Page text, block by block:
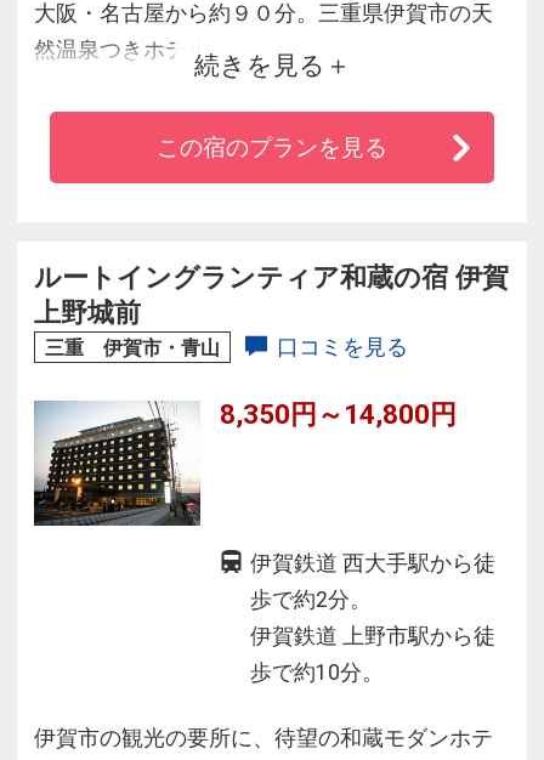
大阪・名古屋から約９０分。三重県伊賀市の天
然温泉つきホテル。
伊賀牛・伊賀酒などの地場産グルメが充実。ご
宿泊のほか、日帰り温泉保養やレジャーでのご
続きを見る
この宿のプランを見る
ルートイングランティア和蔵の宿 伊賀
上野城前
三重 伊賀市・青山 口コミを見る
8,350円～14,800円
伊賀鉄道 西大手駅から徒
歩で約2分。
伊賀鉄道 上野市駅から徒
歩で約10分。
伊賀市の観光の要所に、待望の和蔵モダンホテ